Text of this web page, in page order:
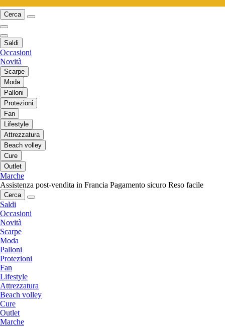
Cerca
Saldi
Occasioni
Novità
Scarpe
Moda
Palloni
Protezioni
Fan
Lifestyle
Attrezzatura
Beach volley
Cure
Outlet
Marche
Assistenza post-vendita in Francia Pagamento sicuro Reso facile
Cerca
Saldi
Occasioni
Novità
Scarpe
Moda
Palloni
Protezioni
Fan
Lifestyle
Attrezzatura
Beach volley
Cure
Outlet
Marche